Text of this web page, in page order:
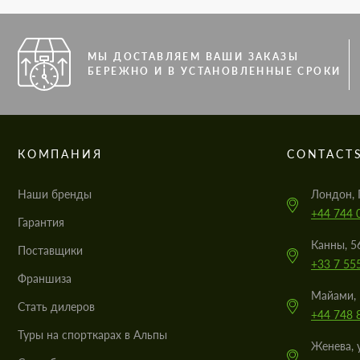
МЫ ДОСТАВЛЯЕМ ВАШИ ЗАКАЗЫ
БЕРЕЖНО И В УСТАНОВЛЕННЫЕ СРОКИ
КОМПАНИЯ
Наши бренды
Гарантия
Поставщики
Франшиза
Стать дилеров
Туры на спорткарах в Альпы
Лондон,
+44 744
Канны,
+33 7
Майами,
+44 748
Женева,